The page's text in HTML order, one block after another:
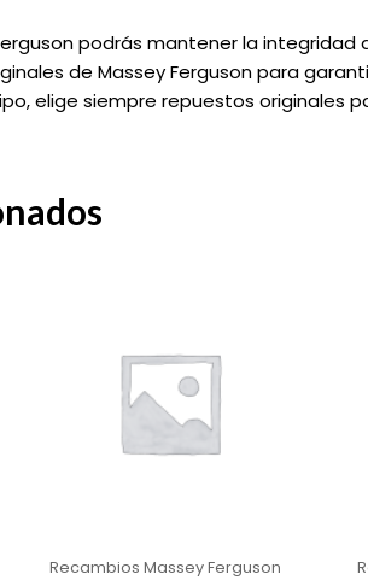
podrás mantener la
de Massey Ferguson para
elige siempre repuestos originales
Recambios Massey Ferguson